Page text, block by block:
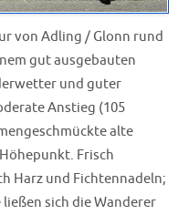
von Adling / Glonn rund
gut ausgebauten
und guter
Anstieg (105
alte
Frisch
Harz und Fichtennadeln;
sich die Wanderer